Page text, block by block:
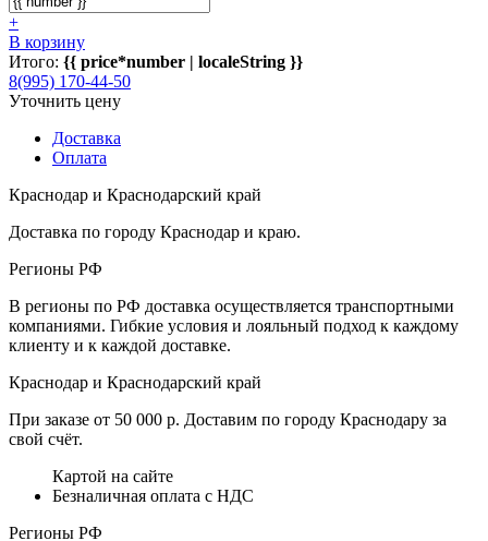
+
В корзину
Итого: {{ price*number | localeString }}
8(995) 170-44-50
Уточнить цену
Доставка
Оплата
Краснодар и Краснодарский край
Доставка по городу Краснодар и краю.
Регионы РФ
В регионы по РФ доставка осуществляется транспортными
компаниями. Гибкие условия и лояльный подход к каждому
клиенту и к каждой доставке.
Краснодар и Краснодарский край
При заказе от 50 000 р. Доставим по городу Краснодару за
свой счёт.
Картой на сайте
Безналичная оплата с НДС
Регионы РФ